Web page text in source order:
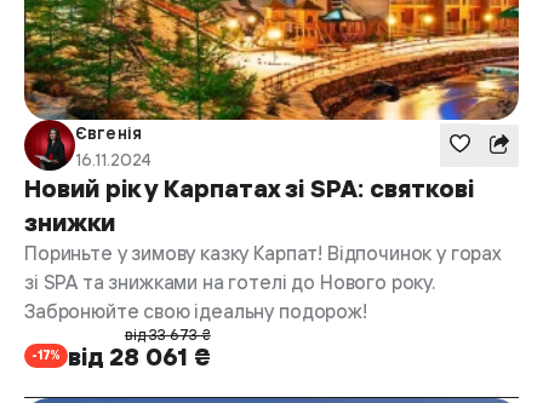
Євгенія
16.11.2024
Новий рік у Карпатах зі SPA: святкові
знижки
Пориньте у зимову казку Карпат! Відпочинок у горах
зі SPA та знижками на готелі до Нового року.
Забронюйте свою ідеальну подорож!
від 33 673 ₴
-17% від 28 061 ₴